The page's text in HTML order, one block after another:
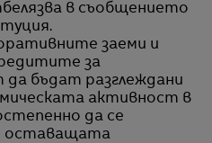
в съобщението
заеми и
за
бъдат разглеждани
активност в
да се
оставащата